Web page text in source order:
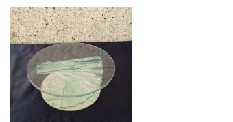
Add to
wishlist